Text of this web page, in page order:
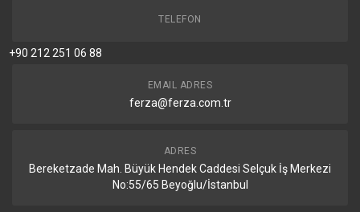
TELEFON
+90 212 251 06 88
EMAIL ADRES
ferza@ferza.com.tr
ADRES
Bereketzade Mah. Büyük Hendek Caddesi Selçuk İş Merkezi
No:55/65 Beyoğlu/İstanbul